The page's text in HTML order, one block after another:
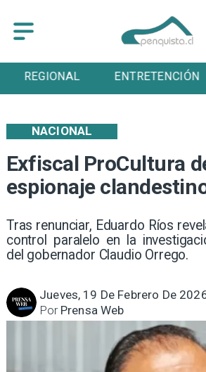
ENTRETENCIÓN DEPORTES
Exfiscal ProCultura
espionaje
Tras renunciar, Eduardo Ríos
control paralelo en la
del gobernador Claudio Orrego.
NACIONAL
Jueves, 19 De Febrero De
Prensa Web
Por